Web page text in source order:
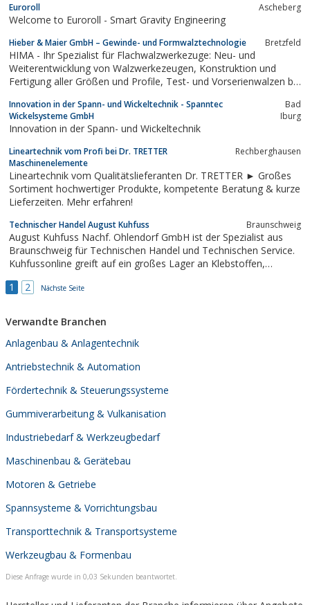
an, wir beraten Sie gerne.
Euroroll Ascheberg
Welcome to Euroroll - Smart Gravity Engineering
Hieber & Maier GmbH – Gewinde- und Formwalztechnologie Bretzfeld
HIMA - Ihr Spezialist für Flachwalzwerkezuge: Neu- und
Weiterentwicklung von Walzwerkezeugen, Konstruktion und
Fertigung aller Größen und Profile, Test- und Vorserienwalzen bis
Innovation in der Spann- und Wickeltechnik - Spanntec
Wickelsysteme GmbH
Bad
Iburg
Innovation in der Spann- und Wickeltechnik
Lineartechnik vom Profi bei Dr. TRETTER
Maschinenelemente
Rechberghausen
Lineartechnik vom Qualitätslieferanten Dr. TRETTER ► Großes
Sortiment hochwertiger Produkte, kompetente Beratung & kurze
Lieferzeiten. Mehr erfahren!
Technischer Handel August Kuhfuss Braunschweig
August Kuhfuss Nachf. Ohlendorf GmbH ist der Spezialist aus
Braunschweig für Technischen Handel und Technischen Service.
Kuhfussonline greift auf ein großes Lager an Klebstoffen,
1 2 Nächste Seite
Verwandte Branchen
Anlagenbau & Anlagentechnik
Antriebstechnik & Automation
Fördertechnik & Steuerungssysteme
Gummiverarbeitung & Vulkanisation
Industriebedarf & Werkzeugbedarf
Maschinenbau & Gerätebau
Motoren & Getriebe
Spannsysteme & Vorrichtungsbau
Transporttechnik & Transportsysteme
Werkzeugbau & Formenbau
Diese Anfrage wurde in 0,03 Sekunden beantwortet.